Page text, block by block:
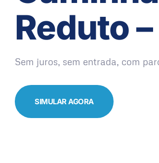
Reduto
Sem juros, sem entrada, com
SIMULAR AGORA